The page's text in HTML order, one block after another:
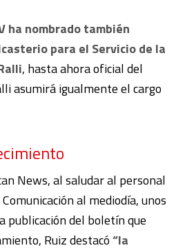
ha nombrado también
para el Servicio de la
, hasta ahora oficial del
asumirá igualmente el cargo
News, al saludar al personal
al mediodía, unos
publicación del boletín que
Ruiz destacó“la